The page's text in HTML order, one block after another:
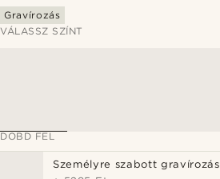
Gravírozás
VÁLASSZ SZÍNT
DOBD FEL
Személyre szabott gravírozás